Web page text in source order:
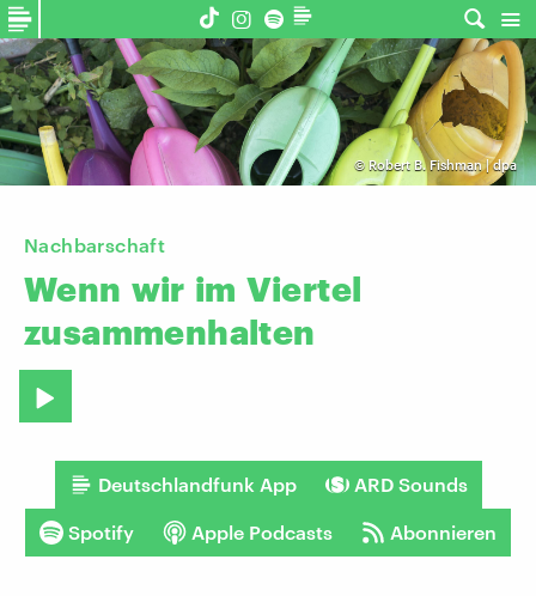
© Robert B. Fishman | dpa
Nachbarschaft
Wenn wir im Viertel
zusammenhalten
Deutschlandfunk App ARD Sounds
Spotify Apple Podcasts Abonnieren